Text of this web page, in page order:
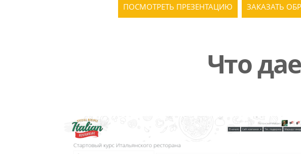
ПОСМОТРЕТЬ ПРЕЗЕНТАЦИЮ ЗАКАЗАТЬ
Что